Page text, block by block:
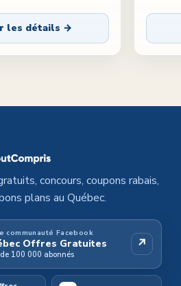
les détails →
concours, coupons rabais,
plans au Québec.
communauté Facebook
Offres Gratuites
100 000 abonnés
↗